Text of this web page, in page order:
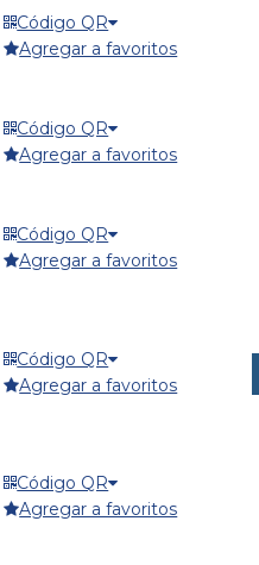
Código QR
Agregar a favoritos
Código QR
Agregar a favoritos
Código QR
Agregar a favoritos
Código QR
Agregar a favoritos
Código QR
Agregar a favoritos